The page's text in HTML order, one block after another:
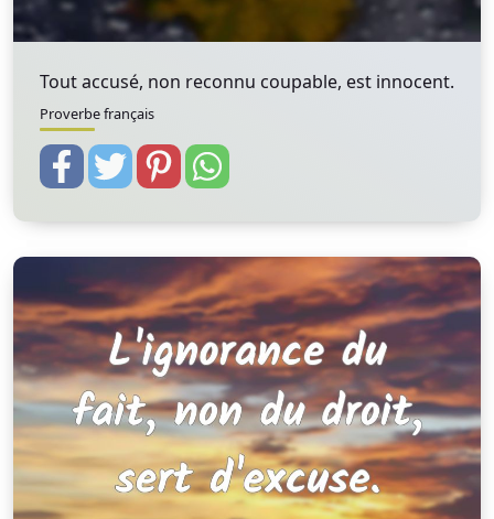
Tout accusé, non reconnu coupable, est innocent.
Proverbe français